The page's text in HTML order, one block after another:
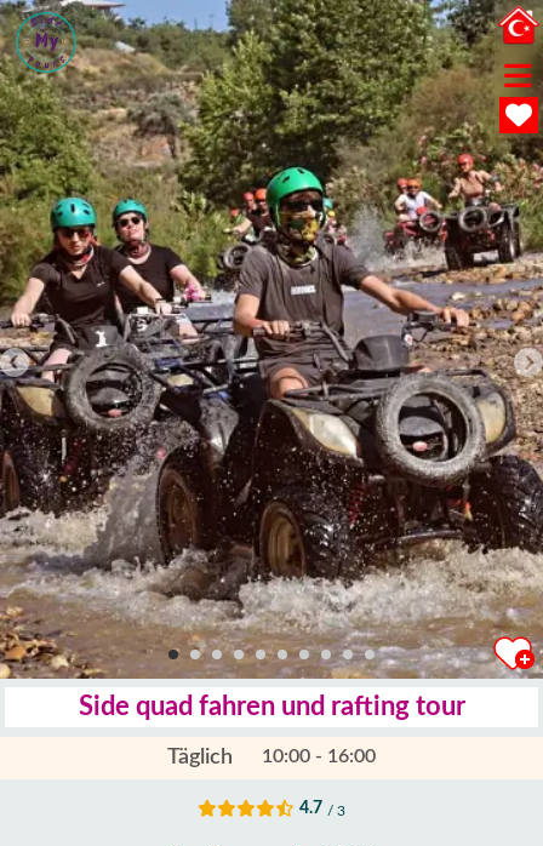
Side quad fahren und rafting tour
Täglich 10:00 - 16:00
4.7 / 3